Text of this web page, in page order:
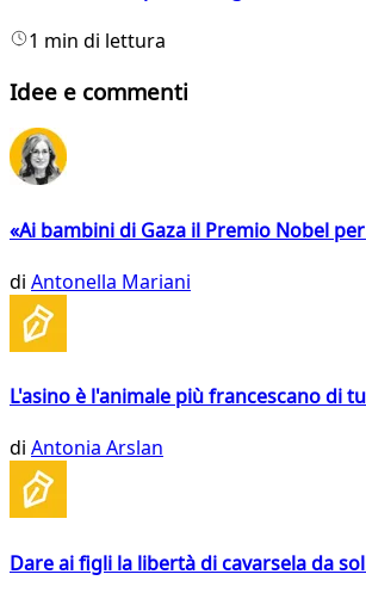
1 min di lettura
Idee e commenti
«Ai bambini di Gaza il Premio Nobel
di Antonella Mariani
L'asino è l'animale più francescano di
di Antonia Arslan
Dare ai figli la libertà di cavarsela da